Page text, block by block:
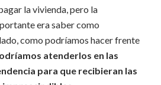
la vivienda, pero la
era saber como
como podríamos hacer frente
atenderlos en las
para que recibieran las